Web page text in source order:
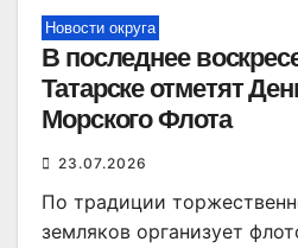
Новости округа
В последнее
Татарске отметят
Морского Флота
23.07.2026
По традиции
земляков организует